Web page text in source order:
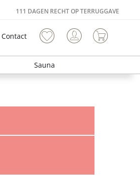
111 DAGEN RECHT OP TERRUGGAVE
Contact
Sauna